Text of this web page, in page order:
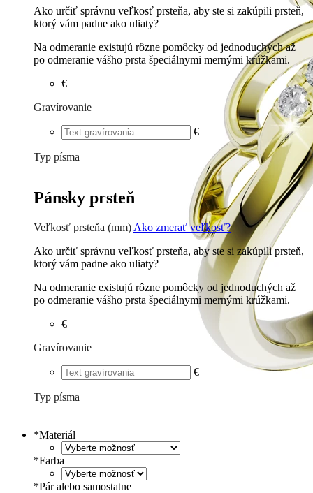
Ako určiť správnu veľkosť prsteňa, aby ste si zakúpili prsteň,
ktorý vám padne ako uliaty?
Na odmeranie existujú rôzne pomôcky od jednoduchých až
po odmeranie vášho prsta špeciálnymi mernými krúžkami.
€
Gravírovanie
€
Typ písma
Písané €
Pánsky prsteň
Veľkosť prsteňa (mm) Ako zmerať veľkosť?
Ako určiť správnu veľkosť prsteňa, aby ste si zakúpili prsteň,
ktorý vám padne ako uliaty?
Na odmeranie existujú rôzne pomôcky od jednoduchých až
po odmeranie vášho prsta špeciálnymi mernými krúžkami.
€
Gravírovanie
€
Typ písma
*Materiál
*Farba
*Pár alebo samostatne